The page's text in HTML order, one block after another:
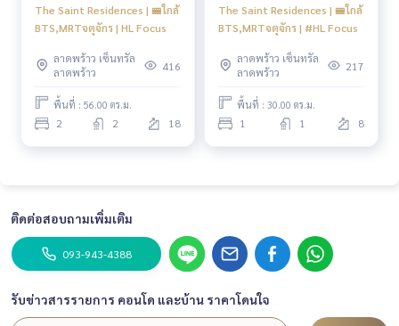
The Saint Residences | 🚝ใกล้
BTS,MRTจตุจักร | HL Focus
ลาดพร้าว เซ็นทรัล
ลาดพร้าว
416
พื้นที่ : 56.00 ตร.ม.
2 2 18
The Saint Residences | 🚝ใกล้
BTS,MRTจตุจักร | #HL Focus
ลาดพร้าว เซ็นทรัล
ลาดพร้าว
217
พื้นที่ : 30.00 ตร.ม.
1 1 8
ติดต่อสอบถามเพิ่มเติม
093-943-4388
รับข่าวสารรายการ คอนโด และบ้าน ราคาโดนใจ